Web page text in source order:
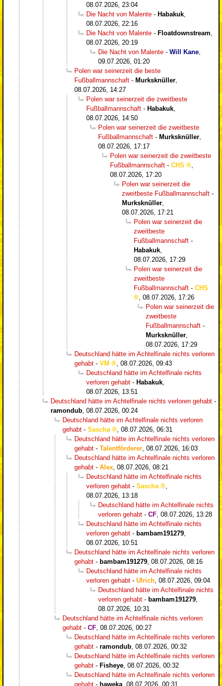
08.07.2026, 23:04
Die Nacht von Malente - Habakuk
08.07.2026, 22:16
Die Nacht von Malente - Floatdownstream
08.07.2026, 20:19
Die Nacht von Malente - Will Kane
09.07.2026, 01:20
Polen war seinerzeit die beste
Fußballmannschaft - Murksknüller
08.07.2026, 14:27
Polen war seinerzeit die zweitbeste
Fußballmannschaft - Habakuk
08.07.2026, 14:50
Polen war seinerzeit die zweitbeste
Fußballmannschaft - Murksknüller
08.07.2026, 17:17
Polen war seinerzeit die zweitbeste
Fußballmannschaft - CHS
08.07.2026, 17:20
Polen war seinerzeit die
zweitbeste Fußballmannschaft -
Murksknüller
08.07.2026, 17:21
Polen war seinerzeit die
zweitbeste
Fußballmannschaft -
Habakuk
08.07.2026, 17:29
Polen war seinerzeit die
zweitbeste
Fußballmannschaft - CHS
08.07.2026, 17:26
Polen war seinerzeit die
zweitbeste
Fußballmannschaft -
Murksknüller
08.07.2026, 17:29
Deutschland hätte im Achtelfinale nichts verloren
gehabt - VM
08.07.2026, 09:43
Deutschland hätte im Achtelfinale nichts
verloren gehabt - Habakuk
08.07.2026, 13:51
Deutschland hätte im Achtelfinale nichts verloren gehabt -
ramondub 08.07.2026, 00:24
Deutschland hätte im Achtelfinale nichts verloren
gehabt - Sascha
08.07.2026, 06:31
Deutschland hätte im Achtelfinale nichts verloren
gehabt - Talentförderer 08.07.2026, 16:03
Deutschland hätte im Achtelfinale nichts verloren
gehabt - Alex 08.07.2026, 08:21
Deutschland hätte im Achtelfinale nichts
verloren gehabt - Sascha
08.07.2026, 13:18
Deutschland hätte im Achtelfinale nichts
verloren gehabt - CF 08.07.2026, 13:28
Deutschland hätte im Achtelfinale nichts
verloren gehabt - bambam191279
08.07.2026, 10:51
Deutschland hätte im Achtelfinale nichts verloren
gehabt - bambam191279 08.07.2026, 08:16
Deutschland hätte im Achtelfinale nichts
verloren gehabt - Ulrich 08.07.2026, 09:04
Deutschland hätte im Achtelfinale nichts
verloren gehabt - bambam191279
08.07.2026, 10:31
Deutschland hätte im Achtelfinale nichts verloren
gehabt - CF 08.07.2026, 00:27
Deutschland hätte im Achtelfinale nichts verloren
gehabt - ramondub 08.07.2026, 00:32
Deutschland hätte im Achtelfinale nichts verloren
gehabt - Fisheye 08.07.2026, 00:32
Deutschland hätte im Achtelfinale nichts verloren
gehabt - haweka 08.07.2026, 00:31